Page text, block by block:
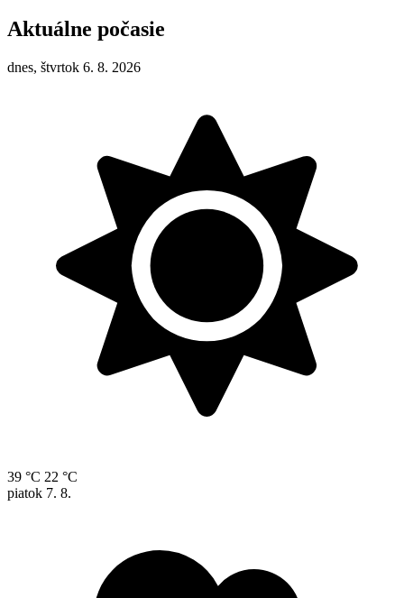
Aktuálne počasie
dnes, štvrtok 6. 8. 2026
39 °C 22 °C
piatok 7. 8.